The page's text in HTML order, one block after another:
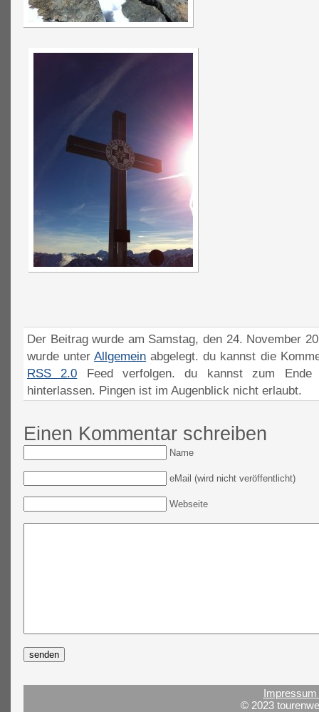
Der Beitrag wurde am Samstag, den 24. November
wurde unterAllgemein abgelegt. du kannst die
RSS 2.0 Feed verfolgen. du kannst zum Ende
hinterlassen. Pingen ist im Augenblick nicht erlaubt.
Einen Kommentar schreiben
Name
eMail (wird nicht veröffentlicht)
Webseite
© 2023